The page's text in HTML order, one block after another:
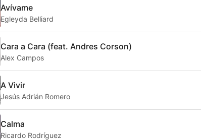
Avívame
Egleyda Belliard
Cara a Cara (feat. Andres Corson)
Alex Campos
A Vivir
Jesús Adrián Romero
Calma
Ricardo Rodríguez